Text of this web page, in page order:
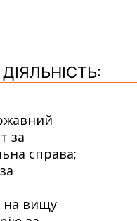
за
справа;
на вищу